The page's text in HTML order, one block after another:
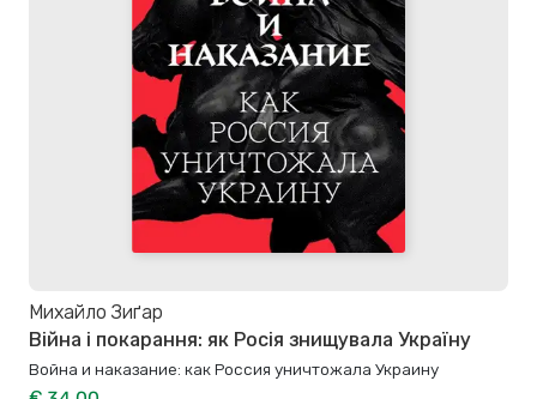
Михайло Зиґар
Війна і покарання: як Росія знищувала Україну
Война и наказание: как Россия уничтожала Украину